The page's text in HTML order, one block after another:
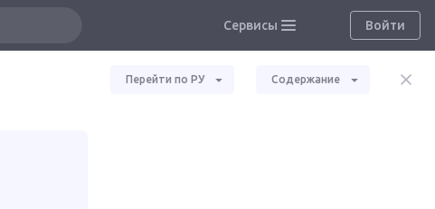
Сервисы Войти
Перейти по РУ Содержание